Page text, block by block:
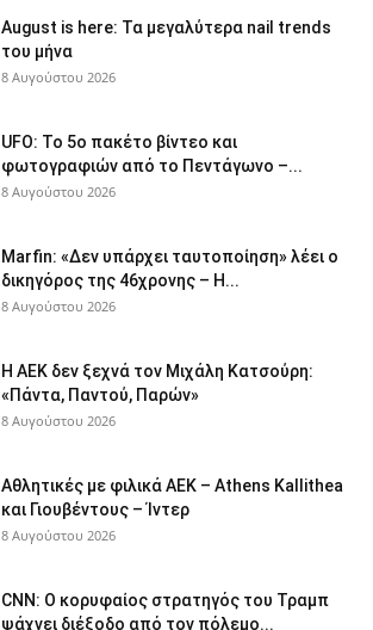
August is here: Τα μεγαλύτερα nail trends
του μήνα
8 Αυγούστου 2026
UFO: Το 5ο πακέτο βίντεο και
φωτογραφιών από το Πεντάγωνο –...
8 Αυγούστου 2026
Marfin: «Δεν υπάρχει ταυτοποίηση» λέει ο
δικηγόρος της 46χρονης – Η...
8 Αυγούστου 2026
Η ΑΕΚ δεν ξεχνά τον Μιχάλη Κατσούρη:
«Πάντα, Παντού, Παρών»
8 Αυγούστου 2026
Αθλητικές με φιλικά ΑΕΚ – Athens Kallithea
και Γιουβέντους – Ίντερ
8 Αυγούστου 2026
CNN: Ο κορυφαίος στρατηγός του Τραμπ
ψάχνει διέξοδο από τον πόλεμο...